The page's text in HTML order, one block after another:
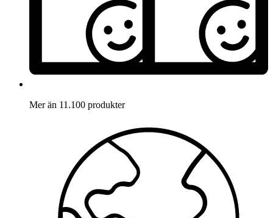
Mer än 11.100 produkter